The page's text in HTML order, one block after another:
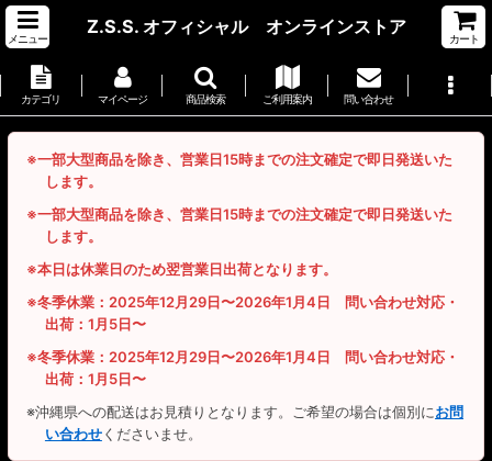
メニュー
Z.S.S. オフィシャル オンラインストア
カート
カテゴリ マイページ 商品検索 ご利用案内 問い合わせ
※一部大型商品を除き、営業日15時までの注文確定で即日発送いた
します。
※一部大型商品を除き、営業日15時までの注文確定で即日発送いた
します。
※本日は休業日のため翌営業日出荷となります。
※冬季休業：2025年12月29日〜2026年1月4日 問い合わせ対応・
出荷：1月5日〜
※冬季休業：2025年12月29日〜2026年1月4日 問い合わせ対応・
出荷：1月5日〜
※沖縄県への配送はお見積りとなります。ご希望の場合は個別にお問
い合わせくださいませ。